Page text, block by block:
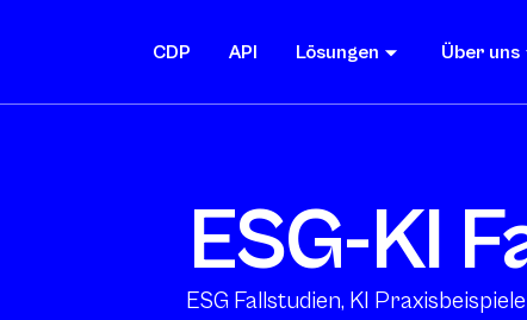
CDP API Lösungen Über uns
ESG-KI
ESG Fallstudien, KI